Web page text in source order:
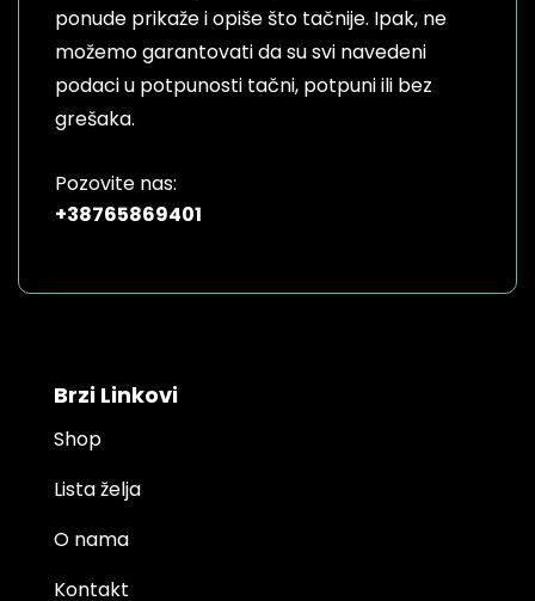
ponude prikaže i opiše što tačnije. Ipak, ne
možemo garantovati da su svi navedeni
podaci u potpunosti tačni, potpuni ili bez
grešaka.
Pozovite nas:
+38765869401
Brzi Linkovi
Shop
Lista želja
O nama
Kontakt